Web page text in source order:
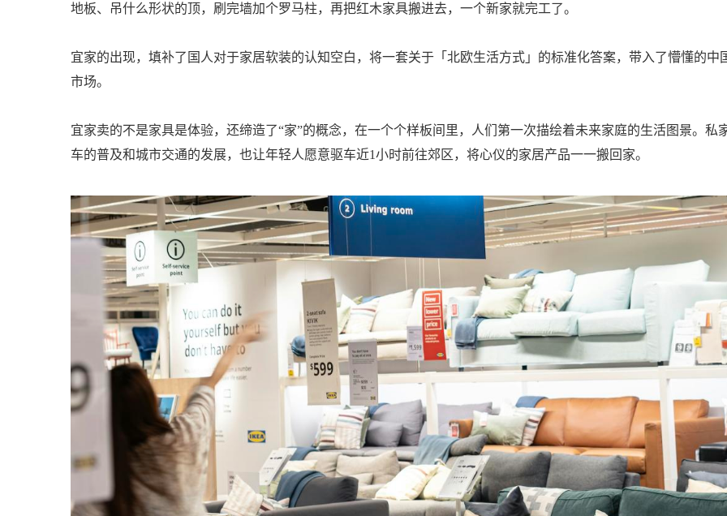
地板、吊什么形状的顶，刷完墙加个罗马柱，再把红木家具搬进去，一个新家就完工了。
宜家的出现，填补了国人对于家居软装的认知空白，将一套关于「北欧生活方式」的标准化答案，带入了懵懂的中
市场。
宜家卖的不是家具是体验，还缔造了“家”的概念，在一个个样板间里，人们第一次描绘着未来家庭的生活图景。私
车的普及和城市交通的发展，也让年轻人愿意驱车近1小时前往郊区，将心仪的家居产品一一搬回家。